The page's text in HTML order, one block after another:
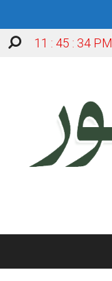
11 : 45 : 34 PM